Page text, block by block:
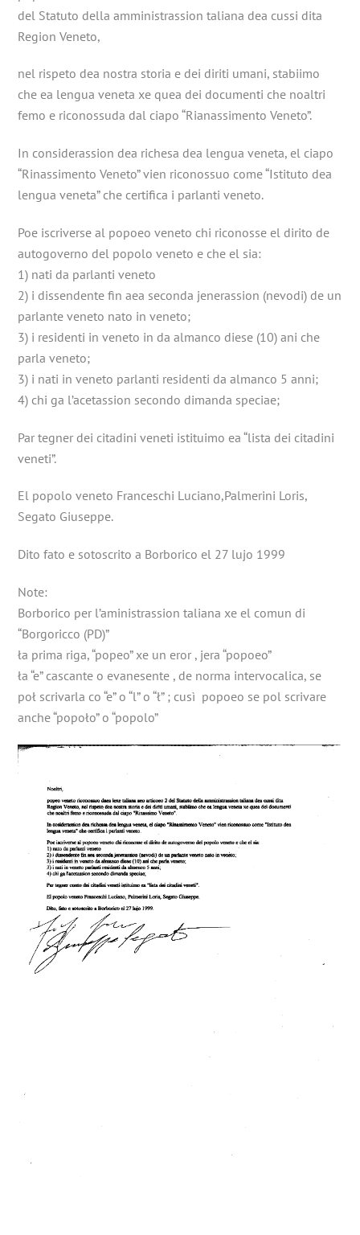
del Statuto della amministrassion taliana dea cussi dita
Region Veneto,
nel rispeto dea nostra storia e dei diriti umani, stabiimo
che ea lengua veneta xe quea dei documenti che noaltri
femo e riconossuda dal ciapo “Rianassimento Veneto”.
In considerassion dea richesa dea lengua veneta, el ciapo
“Rinassimento Veneto” vien riconossuo come “Istituto dea
lengua veneta” che certifica i parlanti veneto.
Poe iscriverse al popoeo veneto chi riconosse el dirito de
autogoverno del popolo veneto e che el sia:
1) nati da parlanti veneto
2) i dissendente fin aea seconda jenerassion (nevodi) de un
parlante veneto nato in veneto;
3) i residenti in veneto in da almanco diese (10) ani che
parla veneto;
3) i nati in veneto parlanti residenti da almanco 5 anni;
4) chi ga l’acetassion secondo dimanda speciae;
Par tegner dei citadini veneti istituimo ea “lista dei citadini
veneti”.
El popolo veneto Franceschi Luciano,Palmerini Loris,
Segato Giuseppe.
Dito fato e sotoscrito a Borborico el 27 lujo 1999
Note:
Borborico per l’aministrassion taliana xe el comun di
“Borgoricco (PD)”
ła prima riga, “popeo” xe un eror , jera “popoeo”
ła “e” cascante o evanesente , de norma intervocalica, se
poł scrivarla co “e” o “l” o “ł” ; cusì popoeo se pol scrivare
anche “popoło” o “popolo”